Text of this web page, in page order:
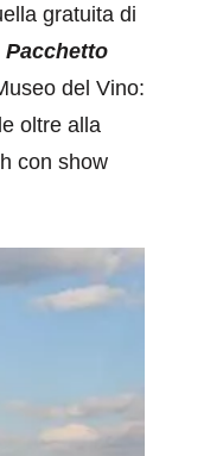
gratuita di
Pacchetto
del Vino:
oltre alla
con show